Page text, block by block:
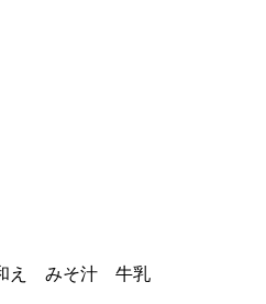
え みそ汁 牛乳